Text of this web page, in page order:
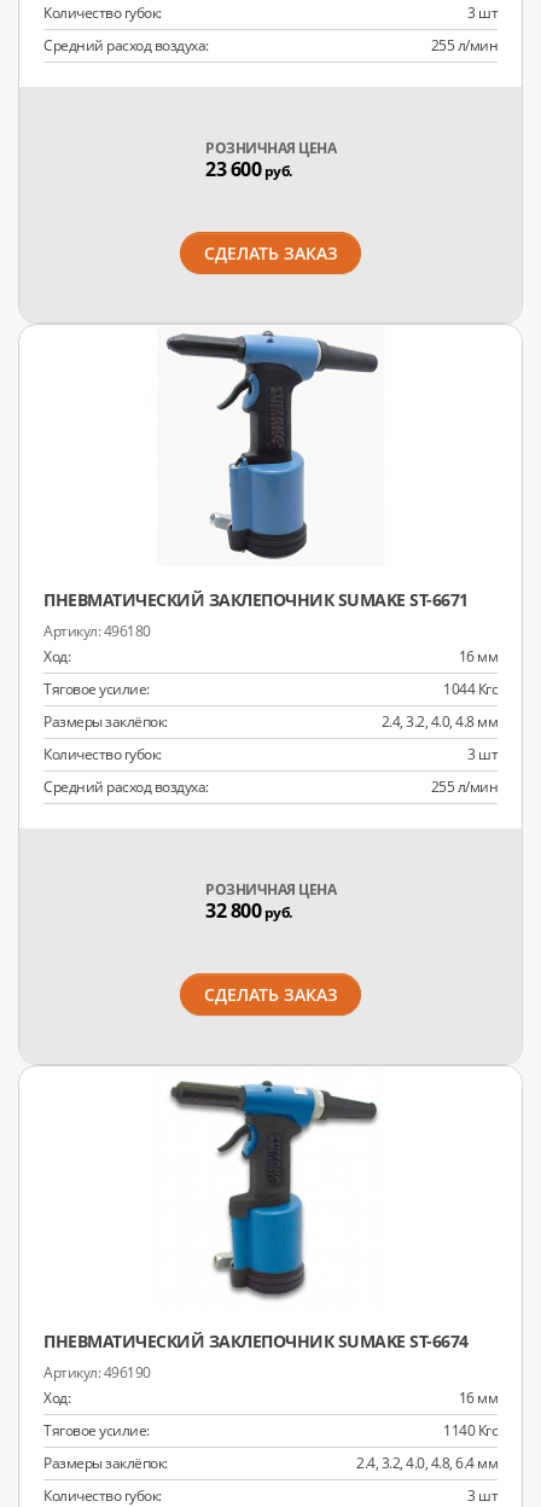
Количество губок:
3 шт
Средний расход воздуха:
255 л/мин
РОЗНИЧНАЯ ЦЕНА
23 600руб.
СДЕЛАТЬ ЗАКАЗ
ПНЕВМАТИЧЕСКИЙ ЗАКЛЕПОЧНИК SUMAKE ST-6671
496180
Ход:
16 мм
Тяговое усилие:
1044 Кгс
Размеры заклёпок:
2.4, 3.2, 4.0, 4.8 мм
Количество губок:
3 шт
Средний расход воздуха:
255 л/мин
РОЗНИЧНАЯ ЦЕНА
32 800руб.
СДЕЛАТЬ ЗАКАЗ
ПНЕВМАТИЧЕСКИЙ ЗАКЛЕПОЧНИК SUMAKE ST-6674
496190
Ход:
16 мм
Тяговое усилие:
1140 Кгс
Размеры заклёпок:
2.4, 3.2, 4.0, 4.8, 6.4 мм
Количество губок:
3 шт